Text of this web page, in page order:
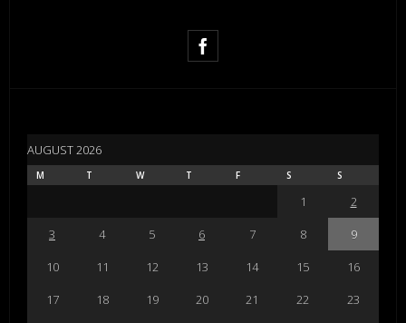
AUGUST 2026
M T W T F S S
1
2
3
4 5 6 7 8
9
10
11 12 13 14 15
16
17
18 19 20 21 22
23